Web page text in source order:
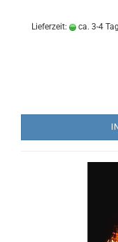
Lieferzeit: ca. 3-4